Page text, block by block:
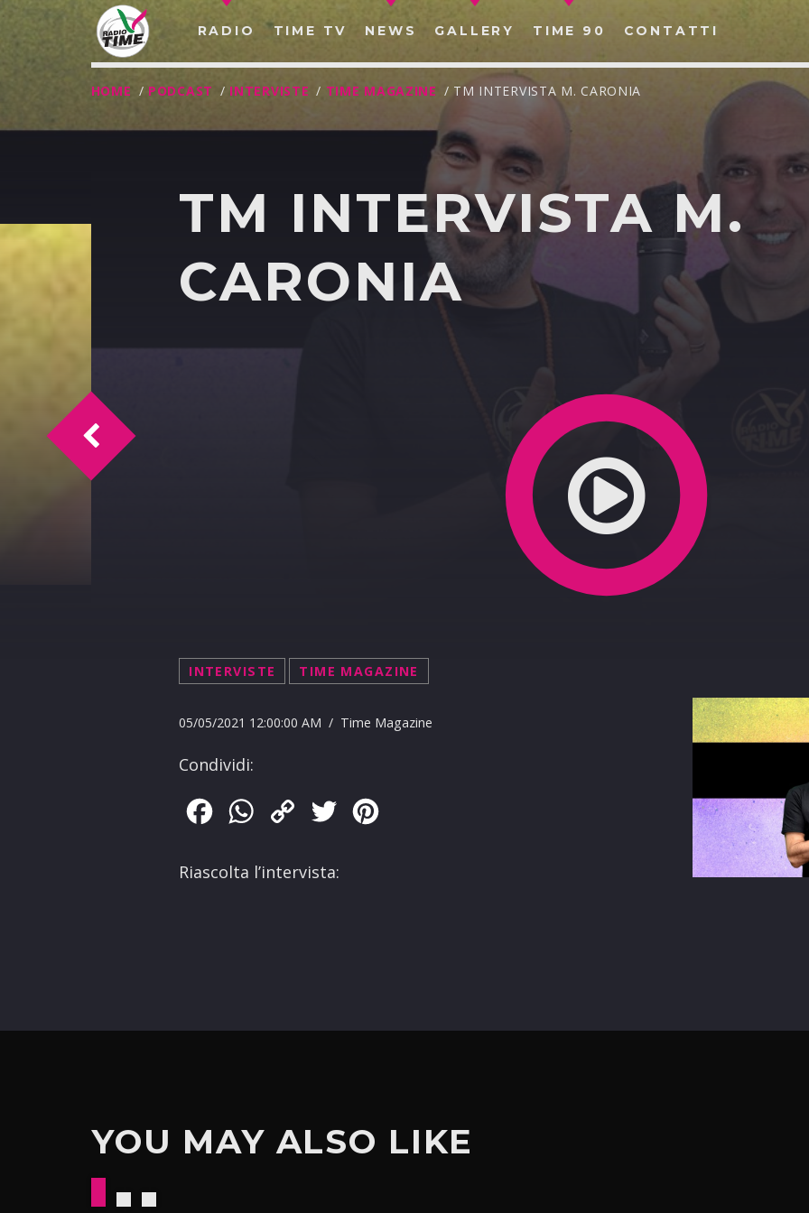
RADIO TIME TV NEWS GALLERY TIME 90 CONTATTI
CERCA NEL SITO WEB:
HOME / PODCAST / INTERVISTE / TIME MAGAZINE / TM INTERVISTA M. CARONIA
TM INTERVISTA M.
CARONIA
INTERVISTE TIME MAGAZINE
05/05/2021 12:00:00 AM / Time Magazine
Condividi:
FacebookWhatsApp
Copy
Twitter
Riascolta l’intervista:
TM intervista R. Lagalla
YOU MAY ALSO LIKE